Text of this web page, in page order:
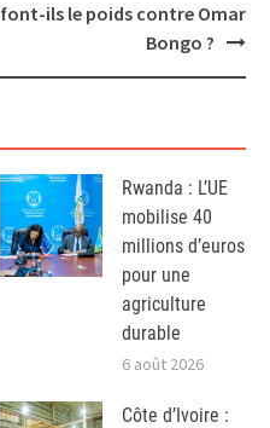
font-ils le poids contre Omar
Bongo ?
Rwanda : L’UE
mobilise 40
millions d’euros
pour une
agriculture
durable
6 août 2026
Côte d’Ivoire :